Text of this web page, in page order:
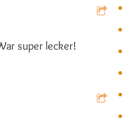
super lecker!